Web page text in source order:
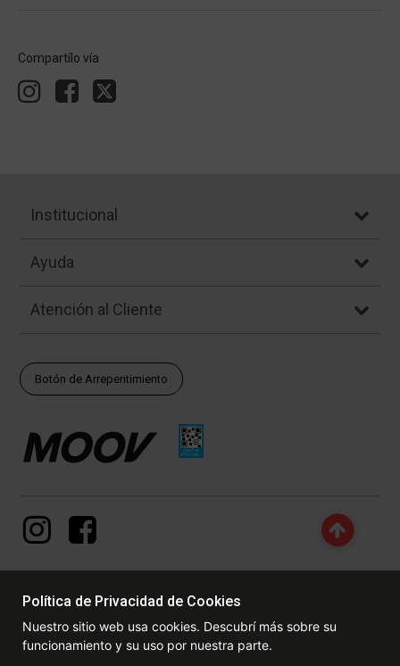
Compartílo vía
Institucional
Ayuda
Atención al Cliente
Botón de Arrepentimiento
DERECHOS RESERVADOS. Las fotos contenidas en este site, el
logotipo y las marcas son propiedad de www.dexter.com.ar y/o de
Política de Privacidad de Cookies
Nuestro sitio web usa cookies. Descubrí más sobre su
funcionamiento y su uso por nuestra parte.